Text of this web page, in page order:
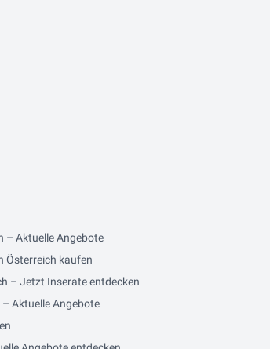
– Aktuelle Angebote
Österreich kaufen
– Jetzt Inserate entdecken
Aktuelle Angebote